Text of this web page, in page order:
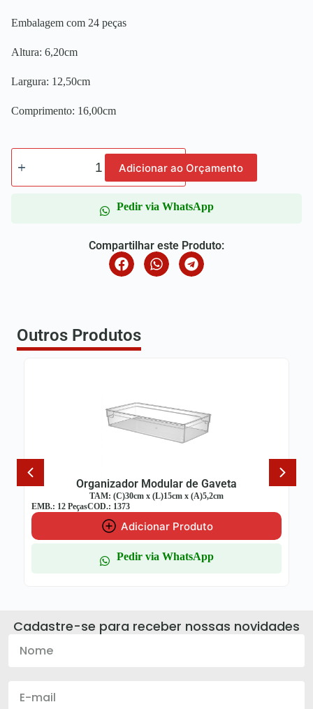
Embalagem com 24 peças
Altura: 6,20cm
Largura: 12,50cm
Comprimento: 16,00cm
Adicionar ao Orçamento
Pedir via WhatsApp
Compartilhar este Produto:
Outros Produtos
Modular de Gaveta
(C)30cm x (L)15cm x (A)5,2cm
Adicionar Produto
Pedir via WhatsApp
Cadastre-se para receber nossas novidades